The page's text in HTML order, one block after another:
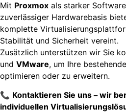
Mit Proxmox als starker
zuverlässiger Hardwarebasis
komplette
Stabilität und Sicherheit vereint.
Zusätzlich unterstützen wir Sie
und VMware, um Ihre
optimieren oder zu erweitern.
📞 Kontaktieren Sie uns – wir
individuellen